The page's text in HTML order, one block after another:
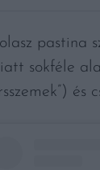
pastina
sokféle
és